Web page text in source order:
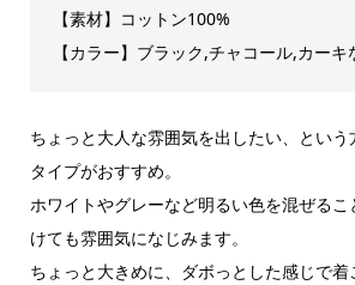
【素材】コットン100%
【カラー】ブラック,チャコール,カー
ちょっと大人な雰囲気を出したい、という
タイプがおすすめ。
ホワイトやグレーなど明るい色を混ぜる
けても雰囲気になじみます。
ちょっと大きめに、ダボっとした感じで着